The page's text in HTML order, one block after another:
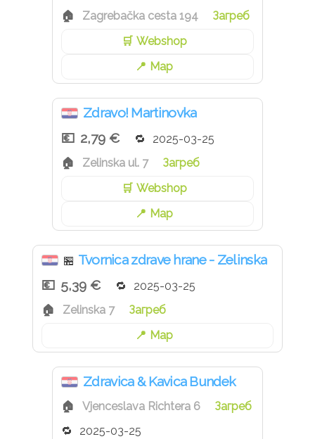
Zagrebačka cesta 194
Загреб
Webshop
Map
Zdravo! Martinovka
2,79 €
2025-03-25
Zelinska ul. 7
Загреб
Webshop
Map
🏪 Tvornica zdrave hrane - Zelinska
5,39 €
2025-03-25
Zelinska 7
Загреб
Map
Zdravica & Kavica Bundek
Vjenceslava Richtera 6
Загреб
2025-03-25